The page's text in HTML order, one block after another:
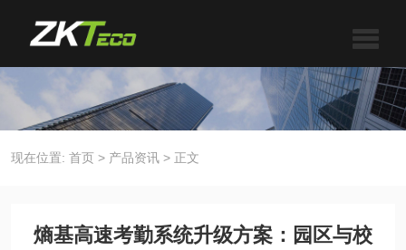
现在位置: 首页 > 产品资讯 > 正文
熵基高速考勤系统升级方案：园区与校